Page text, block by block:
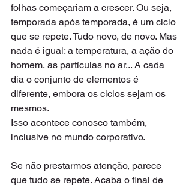
folhas começariam a crescer. Ou seja,
temporada após temporada, é um ciclo
que se repete. Tudo novo, de novo. Mas
nada é igual: a temperatura, a ação do
homem, as partículas no ar... A cada
dia o conjunto de elementos é
diferente, embora os ciclos sejam os
mesmos.
Isso acontece conosco também,
inclusive no mundo corporativo.
Se não prestarmos atenção, parece
que tudo se repete. Acaba o final de